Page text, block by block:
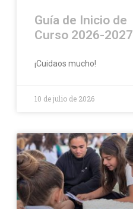
Guía de Inicio de
Curso 2026-2027
¡Cuidaos mucho!
10 de julio de 2026